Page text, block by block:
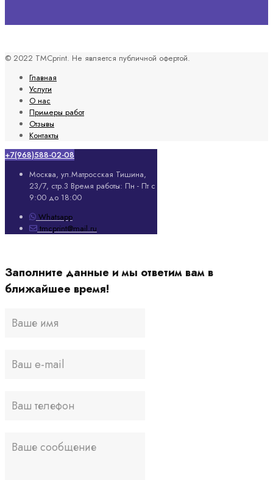
© 2022 TMCprint. Не является публичной офертой.
Главная
Услуги
О нас
Примеры работ
Отзывы
Контакты
+7(968)588-02-08
Москва, ул.Матросская Тишина,
23/7, стр.3 Время работы: Пн - Пт с
9:00 до 18:00
Whatsapp
tmcprint@mail.ru
Заполните данные и мы ответим вам в
ближайшее время!